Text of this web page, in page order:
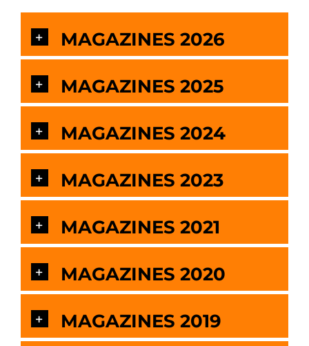
MAGAZINES 2026
MAGAZINES 2025
MAGAZINES 2024
MAGAZINES 2023
MAGAZINES 2021
MAGAZINES 2020
MAGAZINES 2019